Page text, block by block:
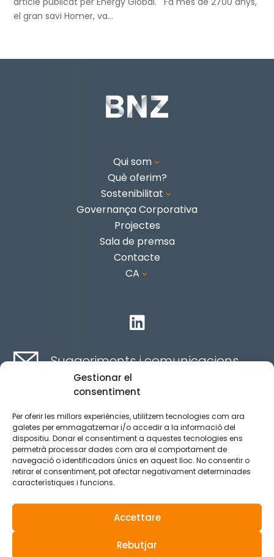
Gestionar el
consentiment
Per oferir les millors experiències, utilitzem tecnologies com ara
galetes per emmagatzemar i/o accedir a la informació del
dispositiu. Donar el consentiment a aquestes tecnologies ens
permetrà processar dades com ara el comportament de
navegació o identificadors únics en aquest lloc. No consentir o
retirar el consentiment, pot afectar negativament determinades
característiques i funcions.
Accettare
Rebutjar
el gran savi Homer, va...
Qui som3
Què oferim?
Sostenibilitat 3
Governança Corporativa
Projectes
Sala de premsa
Contacte
CA 3

Suggeriments i comunicacions
Canal ètic
Política de privacidad
Política de Cookies